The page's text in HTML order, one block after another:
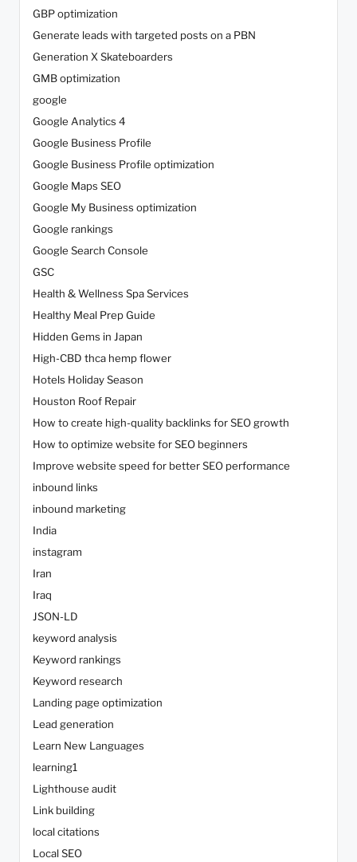
GBP optimization
Generate leads with targeted posts on a PBN
Generation X Skateboarders
GMB optimization
google
Google Analytics 4
Google Business Profile
Google Business Profile optimization
Google Maps SEO
Google My Business optimization
Google rankings
Google Search Console
GSC
Health & Wellness Spa Services
Healthy Meal Prep Guide
Hidden Gems in Japan
High-CBD thca hemp flower
Hotels Holiday Season
Houston Roof Repair
How to create high-quality backlinks for SEO growth
How to optimize website for SEO beginners
Improve website speed for better SEO performance
inbound links
inbound marketing
India
instagram
Iran
Iraq
JSON-LD
keyword analysis
Keyword rankings
Keyword research
Landing page optimization
Lead generation
Learn New Languages
learning1
Lighthouse audit
Link building
local citations
Local SEO